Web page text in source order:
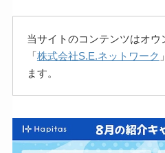
当サイトのコンテンツはオウ
「 株式会社S.E.ネットワーク
ます。